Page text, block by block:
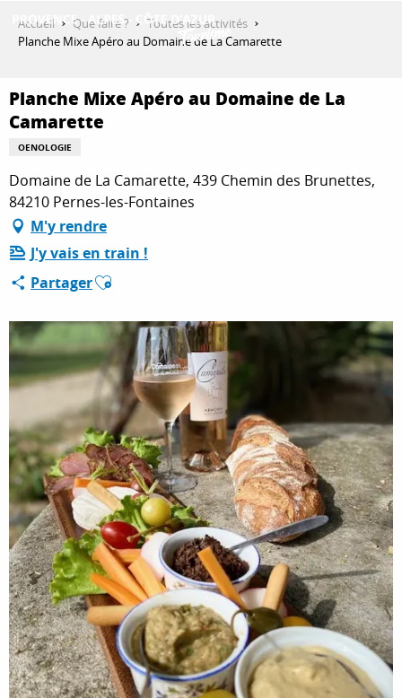
QUE FAIRE ?
SÉJOURNER
ESPACE PRO
Accueil Que faire ?
Toutes les activités
Planche Mixe Apéro au Domaine de La Camarette
Planche Mixe Apéro au Domaine de La
Camarette
OENOLOGIE
Domaine de La Camarette, 439 Chemin des Brunettes,
84210 Pernes-les-Fontaines
M'y rendre
J'y vais en train !
PartagerAjouter aux favoris